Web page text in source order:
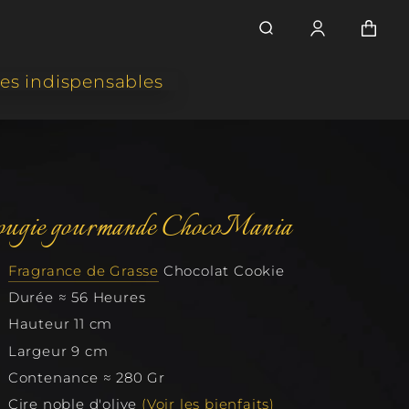
indispensables
Olfactives.
Gourmandes à Croquer. Ambiance
Petites & Mignonnes
Gourmandes Miniatures. Mini en
Maxi en Charme.
et
gourmande ChocoMania
Fragrance de Grasse Chocolat Cookie
Durée ≈ 56 Heures
Hauteur 11 cm
Largeur 9 cm
Contenance ≈ 280 Gr
Cire noble d'olive (Voir les bienfaits)